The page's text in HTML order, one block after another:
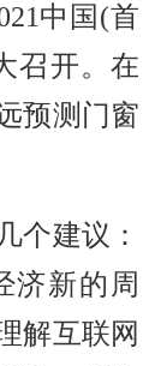
中国(首
召开。在
预测门窗
个建议：
济新的周
解互联网